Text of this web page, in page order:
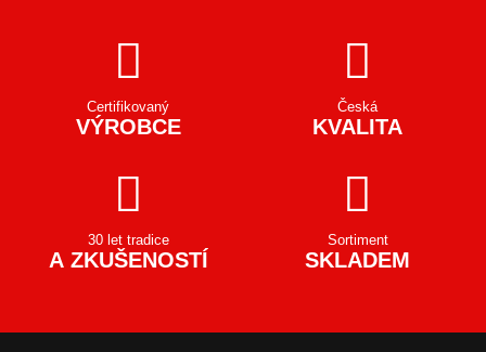
Certifikovaný
VÝROBCE
Česká
KVALITA
30 let tradice
A ZKUŠENOSTÍ
Sortiment
SKLADEM